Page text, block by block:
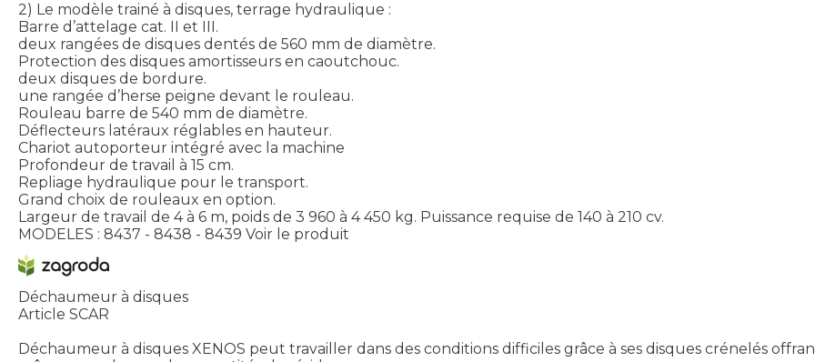
2) Le modèle trainé à disques, terrage hydraulique :
Barre d’attelage cat. II et III.
deux rangées de disques dentés de 560 mm de diamètre.
Protection des disques amortisseurs en caoutchouc.
deux disques de bordure.
une rangée d’herse peigne devant le rouleau.
Rouleau barre de 540 mm de diamètre.
Déflecteurs latéraux réglables en hauteur.
Chariot autoporteur intégré avec la machine
Profondeur de travail à 15 cm.
Repliage hydraulique pour le transport.
Grand choix de rouleaux en option.
Largeur de travail de 4 à 6 m, poids de 3 960 à 4 450 kg. Puissance requise de 140 à 210 cv.
MODELES : 8437 - 8438 - 8439 Voir le produit
Déchaumeur à disques
Article SCAR
Déchaumeur à disques XENOS peut travailler dans des conditions difficiles grâce à ses disques crénelés